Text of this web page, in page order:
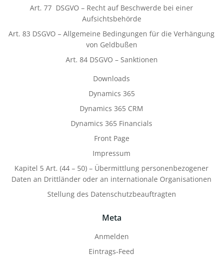
Art. 77 DSGVO – Recht auf Beschwerde bei einer
Aufsichtsbehörde
Art. 83 DSGVO – Allgemeine Bedingungen für die Verhängung
von Geldbußen
Art. 84 DSGVO – Sanktionen
Downloads
Dynamics 365
Dynamics 365 CRM
Dynamics 365 Financials
Front Page
Impressum
Kapitel 5 Art. (44 – 50) – Übermittlung personenbezogener
Daten an Drittländer oder an internationale Organisationen
Stellung des Datenschutzbeauftragten
Meta
Anmelden
Eintrags-Feed